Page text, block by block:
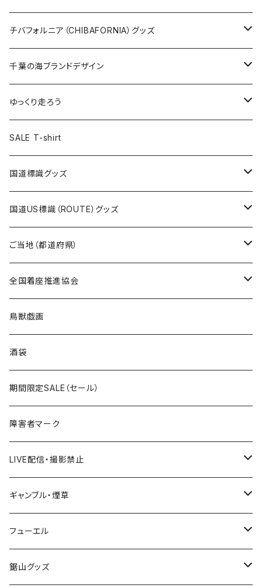
Tシャツ
キャップ
トートバッグ
ランチバッグ
エコバッグ
缶バッジ
キーホルダー
クリアファイル
ステッカー
缶バッジ
キーホルダー
クリアファイル
ステッカー大
缶バッジ32mm
缶バッジ54mm
エコバッグ
JAGUARさんコラボグッズ
Tシャツ
ステッカー
サコッシュ
ホテルキーホルダー
モーテルキーホルダー
トートバッグ
ステッカー
缶バッジ
クリアファイル
マスク
エコバッグ
千葉ロッテマリーンズコラボ
Tシャツ
キャップ
エコバッグ
ステッカー
モーテルキーホルダー
ホテルキーホルダー
トートバッグ
チバフォルニア（CHIBAFORNIA）グッズ
Tシャツ
キャップ
ステッカー
ホテルキーホルダー
千葉の海ブランドデザイン
Tシャツ
キャップ
ステッカー
ゆっくり走ろう
Tシャツ
ステッカー
ホテルキーホルダー
SALE T-shirt
国道標識グッズ
ステッカー
国道0～99号線
国道100～199号線
国道600～699号線
国道700～799号線
Tシャツ
キャップ
国道US標識（ROUTE）グッズ
ステッカー
ROUTE 0～99号線
ROUTE100～199号線
ROUTE600～699号線
ROUTE700～799号線
Tシャツ
ROUTE 0～99号線
ROUTE 100～199号線
ROUTE 600～699号線
ROUTE 700～799号線
キャップ
ROUTE 0～99号線
ROUTE 100～199号線
ROUTE 600～699号線
ROUTE 700～799号線
ご当地（都道府県）
北海道
青森県
岩手県
宮城県
秋田県
Tシャツ
ステッカー
山形県
福島県
茨城県
栃木県
全国着座推進協会
ステッカー
鳥獣戯画
酒袋
期間限定SALE（セール）
障害者マーク
LIVE配信・撮影禁止
LIVE配信禁止
撮影禁止
ギャンブル・煙草
ホテルキーホルダー
たばこ・禁煙ステッカー
フューエル
ステッカー
鋸山グッズ